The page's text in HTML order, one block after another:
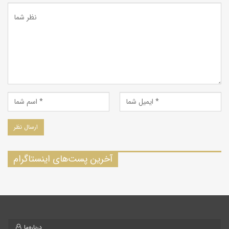
دهند. معمولاً طعمه خود را به وسیله بوی مستقیم و یا تعقیب بوی به
جای مانده در رد طعمه پیدا می‌کنند. صدای گرگ شباهت زیادی به
لانه فقط برای تولیدمثل مورد استفاده قرار می‌گیرد و به وسیله یک یا
چند راه خروجی که طول آنها ممکن است به ۲ تا ۴ متر برسد با سطح
زمین ارتباط دارد. این لانه ممکن است سال‌های متمادی مورد
مراقبت‌های انجام شده تعدادی گرگ به مزارع هندوانه هجوم آورده و
آخرین پست‌های اینستاگرام